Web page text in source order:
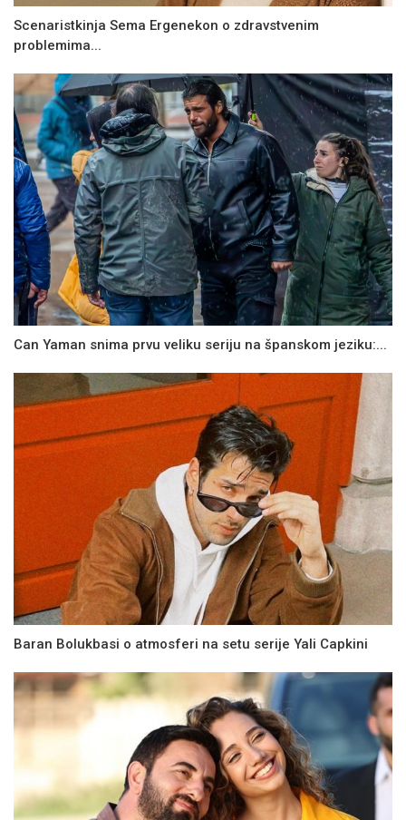
Scenaristkinja Sema Ergenekon o zdravstvenim
problemima...
Can Yaman snima prvu veliku seriju na španskom jeziku:...
Baran Bolukbasi o atmosferi na setu serije Yali Capkini